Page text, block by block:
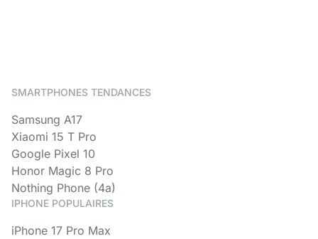
SMARTPHONES TENDANCES
Samsung A17
Xiaomi 15 T Pro
Google Pixel 10
Honor Magic 8 Pro
Nothing Phone (4a)
IPHONE POPULAIRES
iPhone 17 Pro Max